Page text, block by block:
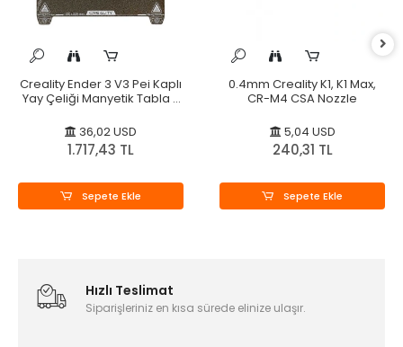
Creality Ender 3 V3 Pei Kaplı
Yay Çeliği Manyetik Tabla -
36,02 USD
1.717,43 TL
Sepete Ekle
0.4mm Creality K1, K1 Max,
CR-M4 CSA Nozzle
5,04 USD
240,31 TL
Sepete Ekle
Hızlı Teslimat
Siparişleriniz en kısa sürede elinize ulaşır.